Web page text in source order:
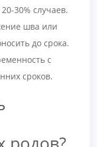
30% случаев.
шва или
до срока.
с
сроков.